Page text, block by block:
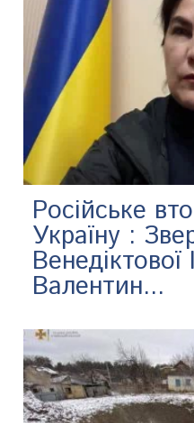
Російське
Україну :
Венедіктової
Валентин...